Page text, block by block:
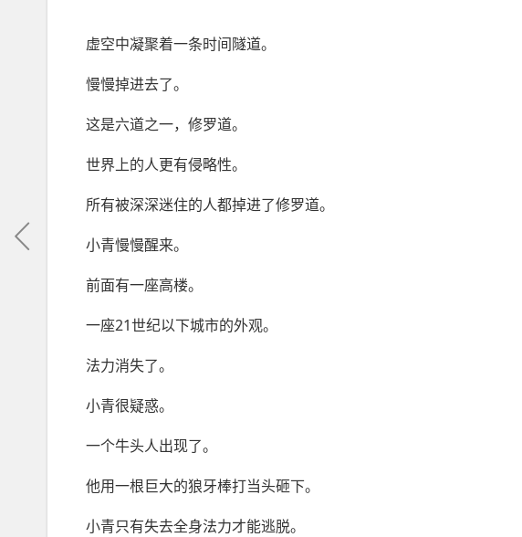
虚空中凝聚着一条时间隧道。
慢慢掉进去了。
这是六道之一，修罗道。
世界上的人更有侵略性。
所有被深深迷住的人都掉进了修罗道。
小青慢慢醒来。
前面有一座高楼。
一座21世纪以下城市的外观。
法力消失了。
小青很疑惑。
一个牛头人出现了。
他用一根巨大的狼牙棒打当头砸下。
小青只有失去全身法力才能逃脱。